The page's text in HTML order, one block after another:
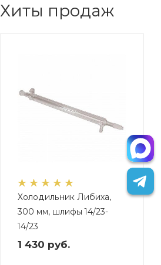
Хиты продаж
Холодильник Либиха,
300 мм, шлифы 14/23-
14/23
1 430 руб.